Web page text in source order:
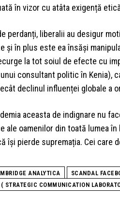
în vizor cu atâta exigență
perdanți, liberalii au desigur
și în plus este ea însăși
la tot soiul de efecte cu
consultant politic în Kenia),
declinul influenței globale a
aceasta de indignare nu
ale oamenilor din toată lumea
își pierde supremația. Cei care
ANALYTICA SCANDAL
STRATEGIC COMMUNICATION